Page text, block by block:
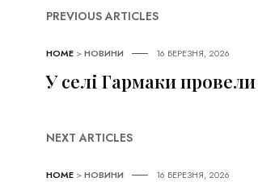
PREVIOUS ARTICLES
HOME >НОВИНИ 16 БЕРЕЗНЯ, 2026
У селі Гармаки
NEXT ARTICLES
HOME >НОВИНИ 16 БЕРЕЗНЯ, 2026